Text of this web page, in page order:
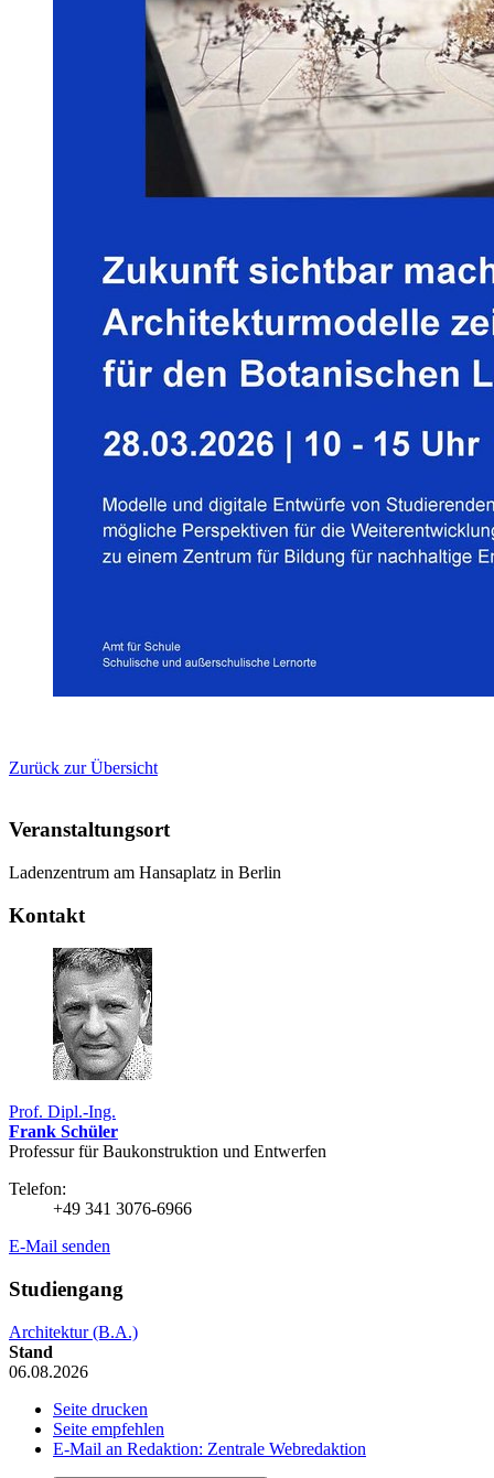
Zurück zur Übersicht
Veranstaltungsort
Ladenzentrum am Hansaplatz in Berlin
Kontakt
Prof. Dipl.-Ing.
Frank Schüler
Professur für Bau­konstruk­tion und Entwerfen
Telefon:
+49 341 3076-6966
E-Mail senden
Studiengang
Architektur (B.A.)
Stand
06.08.2026
Seite drucken
Seite empfehlen
E-Mail an Redaktion: Zentrale Webredaktion